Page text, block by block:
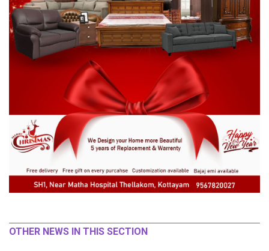
OTHER NEWS IN THIS SECTION